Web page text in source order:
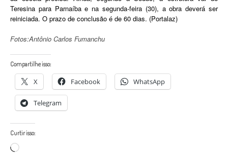
Teresina para Parnaíba e na segunda-feira (30), a obra deverá ser
reiniciada. O prazo de conclusão é de 60 dias. (Portalaz)
Fotos:Antônio Carlos Fumanchu
Compartilhe isso:
X Facebook WhatsApp
Telegram
Curtir isso:
Carregando...